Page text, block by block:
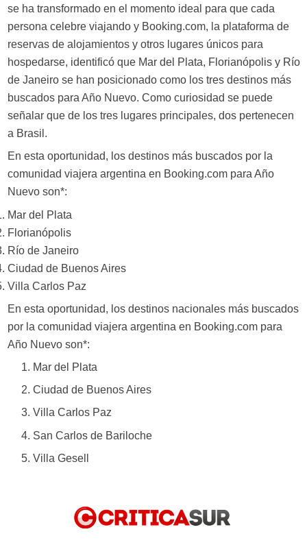
se ha transformado en el momento ideal para que cada
persona celebre viajando y Booking.com, la plataforma de
reservas de alojamientos y otros lugares únicos para
hospedarse, identificó que Mar del Plata, Florianópolis y Río
de Janeiro se han posicionado como los tres destinos más
buscados para Año Nuevo. Como curiosidad se puede
señalar que de los tres lugares principales, dos pertenecen
a Brasil.
En esta oportunidad, los destinos más buscados por la
comunidad viajera argentina en Booking.com para Año
Nuevo son*:
Mar del Plata
Florianópolis
Río de Janeiro
Ciudad de Buenos Aires
Villa Carlos Paz
En esta oportunidad, los destinos nacionales más buscados
por la comunidad viajera argentina en Booking.com para
Año Nuevo son*:
1. Mar del Plata
2. Ciudad de Buenos Aires
3. Villa Carlos Paz
4. San Carlos de Bariloche
5. Villa Gesell